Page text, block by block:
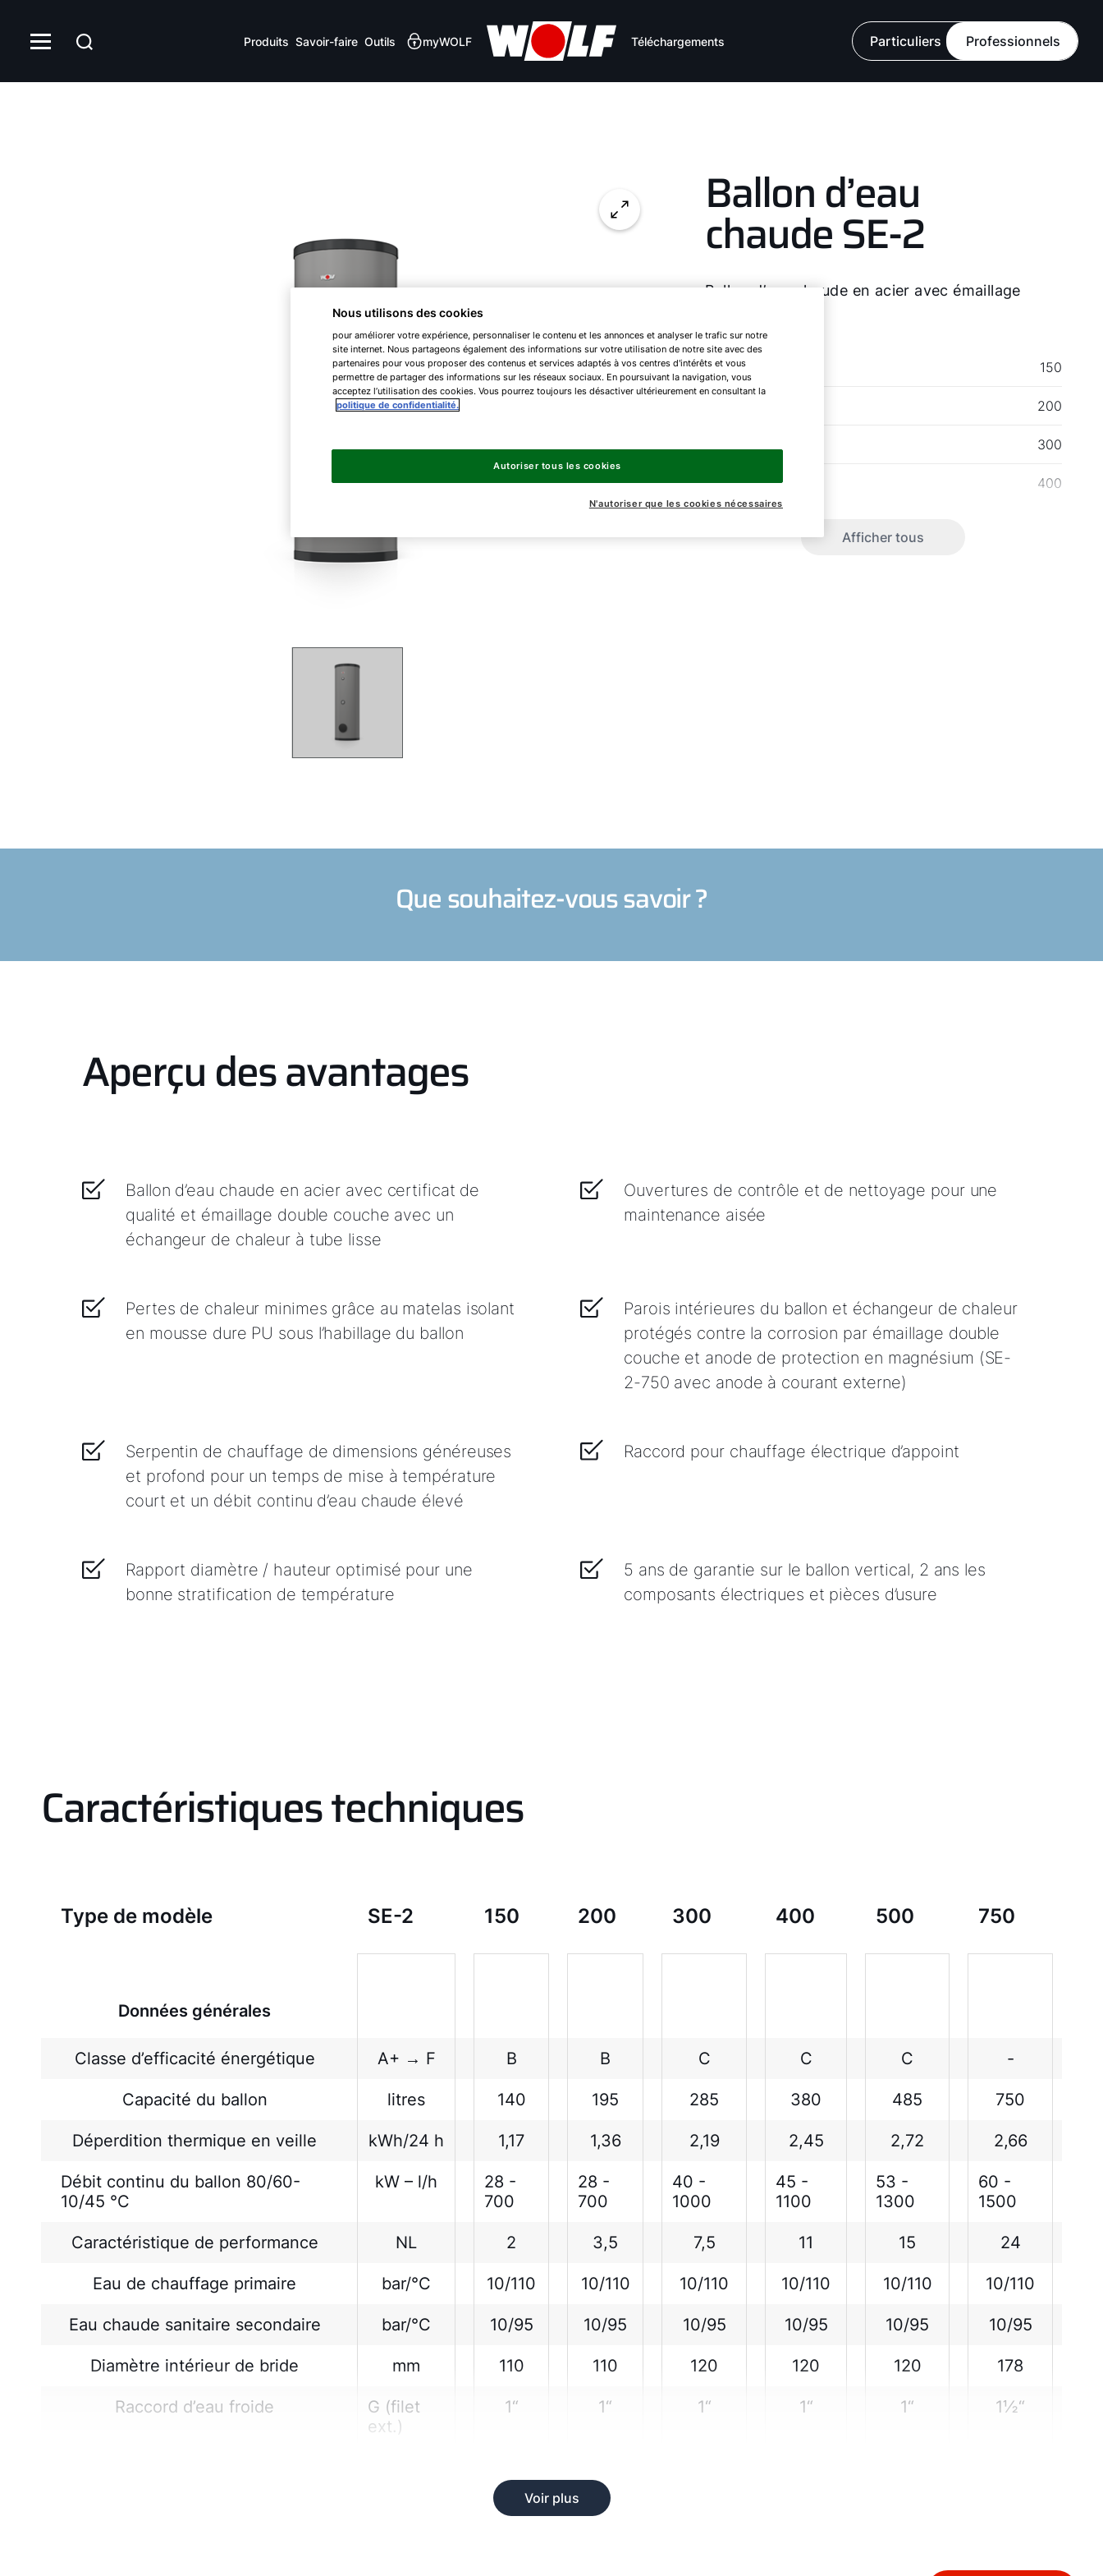
Produits Savoir-faire Outils myWOLF Téléchargements Particuliers Professionnels
Ballon d’eau
chaude SE-2
Ballon d’eau chaude en acier avec émaillage
SE-2 150
200
300
SE-2 400
Afficher tous
Que souhaitez-vous savoir ?
SE-2 Aperçu des avantages Caractéristiques techniques
Aperçu des avantages
Ballon d’eau chaude en acier avec certificat de
qualité et émaillage double couche avec un
échangeur de chaleur à tube lisse
Ouvertures de contrôle et de nettoyage pour une
maintenance aisée
Pertes de chaleur minimes grâce au matelas isolant
en mousse dure PU sous l’habillage du ballon
Parois intérieures du ballon et échangeur de chaleur
protégés contre la corrosion par émaillage double
couche et anode de protection en magnésium (SE-
2-750 avec anode à courant externe)
Serpentin de chauffage de dimensions généreuses
et profond pour un temps de mise à température
court et un débit continu d’eau chaude élevé
Raccord pour chauffage électrique d’appoint
Rapport diamètre / hauteur optimisé pour une
bonne stratification de température
5 ans de garantie sur le ballon vertical, 2 ans les
composants électriques et pièces d’usure
Caractéristiques techniques
Type de modèle SE-2 150 200 300 400 500 750
Données générales
Classe d’efficacité énergétique A+ → F B B C C C -
Capacité du ballon litres 140 195 285 380 485 750
Déperdition thermique en veille kWh/24 h 1,17 1,36 2,19 2,45 2,72 2,66
Débit continu du ballon 80/60-
10/45 °C
kW – l/h
28 -
700
28 -
700
40 -
1000
45 -
1100
53 -
1300
60 -
1500
Caractéristique de performance NL 2 3,5 7,5 11 15 24
Eau de chauffage primaire bar/°C 10/110 10/110 10/110 10/110 10/110 10/110
Eau chaude sanitaire secondaire bar/°C 10/95 10/95 10/95 10/95 10/95 10/95
Diamètre intérieur de bride mm 110 110 120 120 120 178
Raccord d’eau froide
G (filet
ext.)
1“ 1“ 1“ 1“ 1“ 1½“
Voir plus
Bonjour !
Comment pouvons-nous vous aider ?
Assistance commerciale
Nous utilisons des cookies
pour améliorer votre expérience, personnaliser le contenu et les annonces et analyser le trafic sur notre
site internet. Nous partageons également des informations sur votre utilisation de notre site avec des
partenaires pour vous proposer des contenus et services adaptés à vos centres d'intérêts et vous
permettre de partager des informations sur les réseaux sociaux. En poursuivant la navigation, vous
acceptez l’utilisation des cookies. Vous pourrez toujours les désactiver ultérieurement en consultant la
politique de confidentialité.
N'autoriser que les cookies nécessaires
Autoriser tous les cookies